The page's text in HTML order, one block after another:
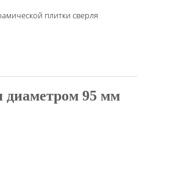
плитки сверля
диаметром 95 мм